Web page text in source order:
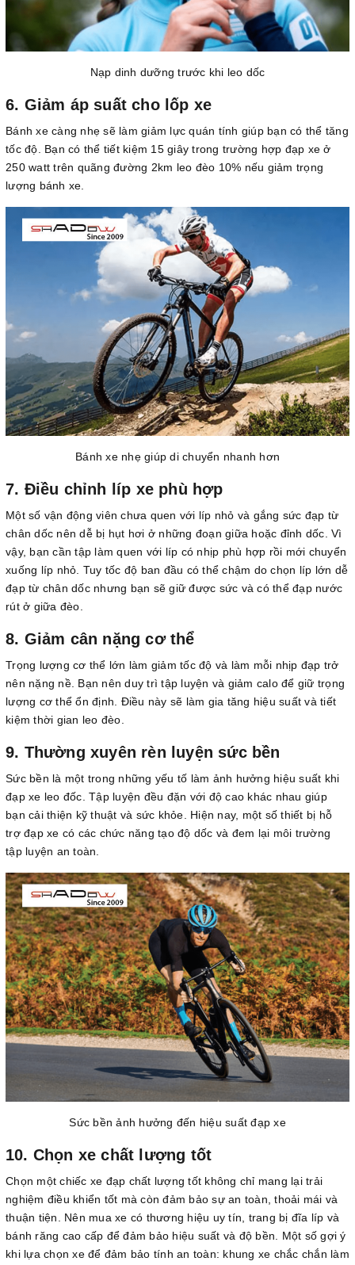
Nạp dinh dưỡng trước khi leo dốc
6. Giảm áp suất cho lốp xe
Bánh xe càng nhẹ sẽ làm giảm lực quán tính giúp bạn có thể tăng
tốc độ. Bạn có thể tiết kiệm 15 giây trong trường hợp đạp xe ở
250 watt trên quãng đường 2km leo đèo 10% nếu giảm trọng
lượng bánh xe.
Bánh xe nhẹ giúp di chuyển nhanh hơn
7. Điều chỉnh líp xe phù hợp
Một số vận động viên chưa quen với líp nhỏ và gắng sức đạp từ
chân dốc nên dễ bị hụt hơi ở những đoạn giữa hoặc đỉnh dốc. Vì
vậy, bạn cần tập làm quen với líp có nhịp phù hợp rồi mới chuyển
xuống líp nhỏ. Tuy tốc độ ban đầu có thể chậm do chọn líp lớn dễ
đạp từ chân dốc nhưng bạn sẽ giữ được sức và có thể đạp nước
rút ở giữa đèo.
8. Giảm cân nặng cơ thể
Trọng lượng cơ thể lớn làm giảm tốc độ và làm mỗi nhịp đạp trở
nên nặng nề. Bạn nên duy trì tập luyện và giảm calo để giữ trọng
lượng cơ thể ổn định. Điều này sẽ làm gia tăng hiệu suất và tiết
kiệm thời gian leo đèo.
9. Thường xuyên rèn luyện sức bền
Sức bền là một trong những yếu tố làm ảnh hưởng hiệu suất khi
đạp xe leo đốc. Tập luyện đều đặn với độ cao khác nhau giúp
bạn cải thiện kỹ thuật và sức khỏe. Hiện nay, một số thiết bị hỗ
trợ đạp xe có các chức năng tạo độ dốc và đem lại môi trường
tập luyện an toàn.
Sức bền ảnh hưởng đến hiệu suất đạp xe
10. Chọn xe chất lượng tốt
Chọn một chiếc xe đạp chất lượng tốt không chỉ mang lại trải
nghiệm điều khiển tốt mà còn đảm bảo sự an toàn, thoải mái và
thuận tiện. Nên mua xe có thương hiệu uy tín, trang bị đĩa líp và
bánh răng cao cấp để đảm bảo hiệu suất và độ bền. Một số gợi ý
khi lựa chọn xe để đảm bảo tính an toàn: khung xe chắc chắn làm